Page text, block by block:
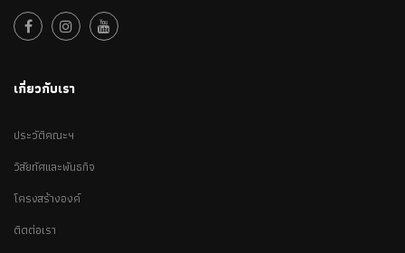
เกี่ยวกับเรา
ประวัติคณะฯ
วิสัยทัศและพันธกิจ
โครงสร้างองค์
ติดต่อเรา